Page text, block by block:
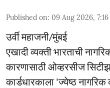
Published on: 09 Aug 2026, 7:16
उर्वी महाजनी/मुंबई
एखादी व्यक्ती भारताची
कारणासाठी ओव्हरसीज
कार्डधारकाला 'ज्येष्ठ नागरिक